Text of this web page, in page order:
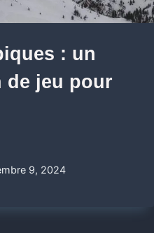
: un
de jeu pour
9, 2024